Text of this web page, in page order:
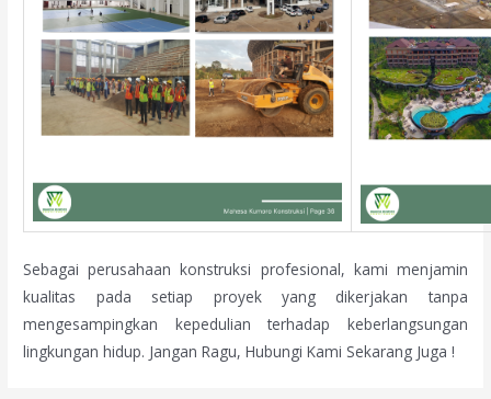
Sebagai perusahaan konstruksi profesional, kami menjamin
kualitas pada setiap proyek yang dikerjakan tanpa
mengesampingkan kepedulian terhadap keberlangsungan
lingkungan hidup. Jangan Ragu, Hubungi Kami Sekarang Juga !